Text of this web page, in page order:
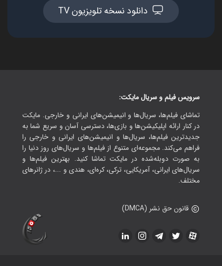
دانلود نسخه تلویزیون TV
سرویس فیلم و سریال مایکت:
تماشای فیلم‌ها، سریال‌ها و انیمیشن‌های ایرانی و خارجی. مایکت
در کنار ارائه اپلیکیشن‌ها و بازی‌ها، دسترسی آسان و سریع شما به
جدیدترین فیلم‌ها، سریال‌ها و انیمیشن‌های ایرانی و خارجی را
فراهم می‌کند. مجموعه‌ای متنوع از فیلم‌ها و سریال‌های روز دنیا را
به صورت دوبله‌شده در مایکت تماشا کنید. بهترین فیلم‌ها و
سریال‌های ایرانی، آمریکایی، ترکی، کره‌ای، هندی و ...، در ژانرهای
مختلف.
قانون حق نشر (DMCA)